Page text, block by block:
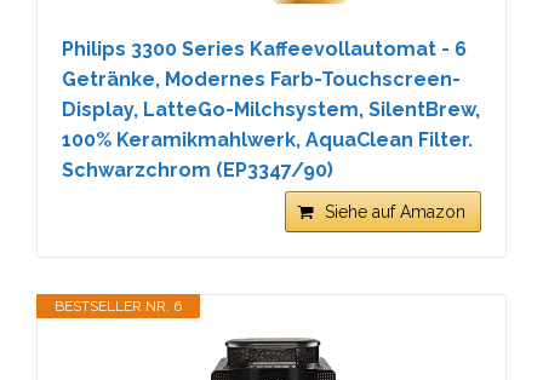
Philips 3300 Series Kaffeevollautomat - 6
Getränke, Modernes Farb-Touchscreen-
Display, LatteGo-Milchsystem, SilentBrew,
100% Keramikmahlwerk, AquaClean Filter.
Schwarzchrom (EP3347/90)
Siehe auf Amazon
BESTSELLER NR. 6